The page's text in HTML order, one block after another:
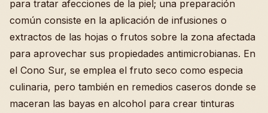
para tratar afecciones de la piel; una preparación
común consiste en la aplicación de infusiones o
extractos de las hojas o frutos sobre la zona afectada
para aprovechar sus propiedades antimicrobianas. En
el Cono Sur, se emplea el fruto seco como especia
culinaria, pero también en remedios caseros donde se
maceran las bayas en alcohol para crear tinturas